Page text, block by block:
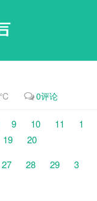
0评论
9 10 11
1
19
20
27 28 29
3